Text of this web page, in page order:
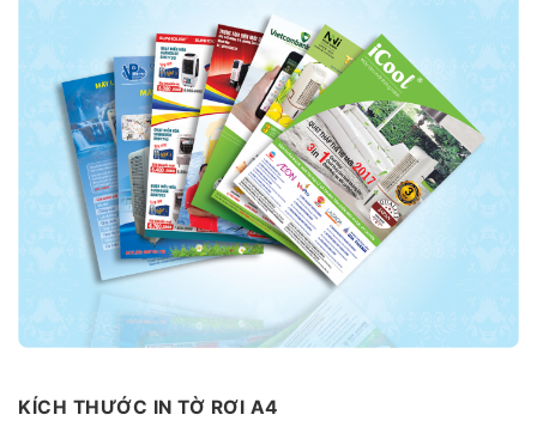
KÍCH THƯỚC IN TỜ RƠI A4